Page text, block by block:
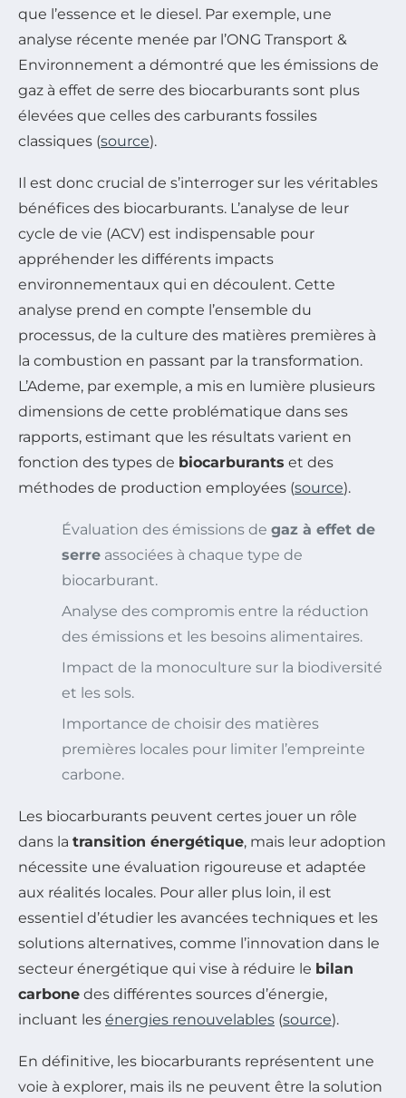
que l’essence et le diesel. Par exemple, une
analyse récente menée par l’ONG Transport &
Environnement a démontré que les émissions de
gaz à effet de serre des biocarburants sont plus
élevées que celles des carburants fossiles
classiques (source).
Il est donc crucial de s’interroger sur les véritables
bénéfices des biocarburants. L’analyse de leur
cycle de vie (ACV) est indispensable pour
appréhender les différents impacts
environnementaux qui en découlent. Cette
analyse prend en compte l’ensemble du
processus, de la culture des matières premières à
la combustion en passant par la transformation.
L’Ademe, par exemple, a mis en lumière plusieurs
dimensions de cette problématique dans ses
rapports, estimant que les résultats varient en
fonction des types de biocarburants et des
méthodes de production employées (source).
Évaluation des émissions de gaz à effet de
serre associées à chaque type de
biocarburant.
Analyse des compromis entre la réduction
des émissions et les besoins alimentaires.
Impact de la monoculture sur la biodiversité
et les sols.
Importance de choisir des matières
premières locales pour limiter l’empreinte
carbone.
Les biocarburants peuvent certes jouer un rôle
dans la transition énergétique, mais leur adoption
nécessite une évaluation rigoureuse et adaptée
aux réalités locales. Pour aller plus loin, il est
essentiel d’étudier les avancées techniques et les
solutions alternatives, comme l’innovation dans le
secteur énergétique qui vise à réduire le bilan
carbone des différentes sources d’énergie,
incluant les énergies renouvelables (source).
En définitive, les biocarburants représentent une
voie à explorer, mais ils ne peuvent être la solution